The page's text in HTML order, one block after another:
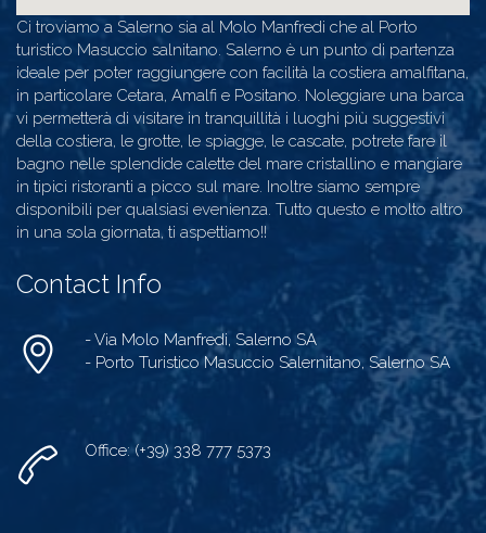
Ci troviamo a Salerno sia al Molo Manfredi che al Porto
turistico Masuccio salnitano. Salerno è un punto di partenza
ideale per poter raggiungere con facilità la costiera amalfitana,
in particolare Cetara, Amalfi e Positano. Noleggiare una barca
vi permetterà di visitare in tranquillità i luoghi più suggestivi
della costiera, le grotte, le spiagge, le cascate, potrete fare il
bagno nelle splendide calette del mare cristallino e mangiare
in tipici ristoranti a picco sul mare. Inoltre siamo sempre
disponibili per qualsiasi evenienza. Tutto questo e molto altro
in una sola giornata, ti aspettiamo!!
Contact Info
- Via Molo Manfredi, Salerno SA
- Porto Turistico Masuccio Salernitano, Salerno SA
Office: (+39) 338 777 5373